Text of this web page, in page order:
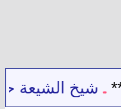
شيخ الشيعة